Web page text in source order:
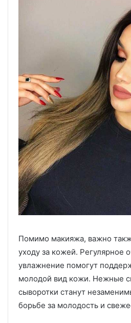
Помимо макияжа, важно
уходу за кожей. Регулярное
увлажнение помогут
молодой вид кожи. Нежные
сыворотки станут
борьбе за молодость и